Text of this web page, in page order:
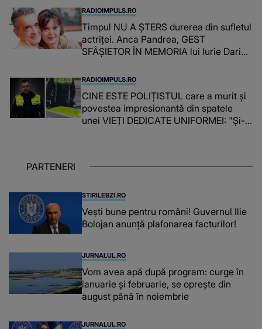
RADIOIMPULS.RO
Timpul NU A ȘTERS durerea din sufletul
actriței. Anca Pandrea, GEST
SFÂȘIETOR ÎN MEMORIA lui Iurie Darie:
timpul parcă..."
RADIOIMPULS.RO
CINE ESTE POLIȚISTUL care a murit și
povestea impresionantă din spatele
unei VIEȚI DEDICATE UNIFORMEI: "Și-a
PARTENERI
STIRILEBZI.RO
Vești bune pentru români! Guvernul Ilie
Bolojan anunță plafonarea facturilor!
JURNALUL.RO
Vom avea apă după program: curge în
ianuarie și februarie, se oprește din
august până în noiembrie
JURNALUL.RO